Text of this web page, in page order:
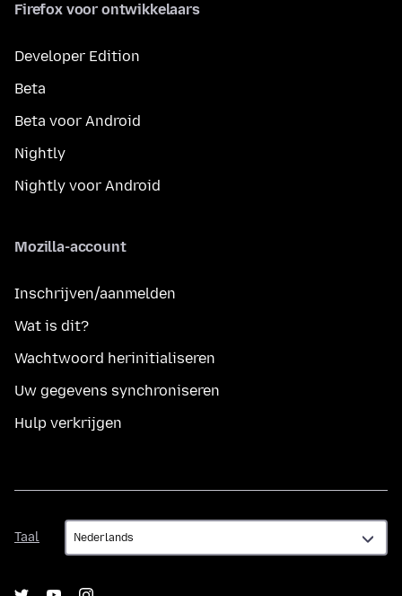
Firefox voor ontwikkelaars
Developer Edition
Beta
Beta voor Android
Nightly
Nightly voor Android
Mozilla-account
Inschrijven/aanmelden
Wat is dit?
Wachtwoord herinitialiseren
Uw gegevens synchroniseren
Hulp verkrijgen
Taal
Taal